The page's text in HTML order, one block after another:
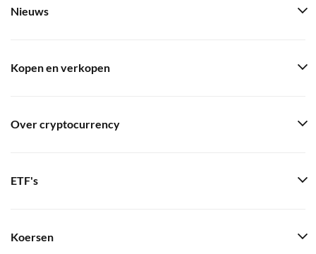
Nieuws
Kopen en verkopen
Over cryptocurrency
ETF's
Koersen